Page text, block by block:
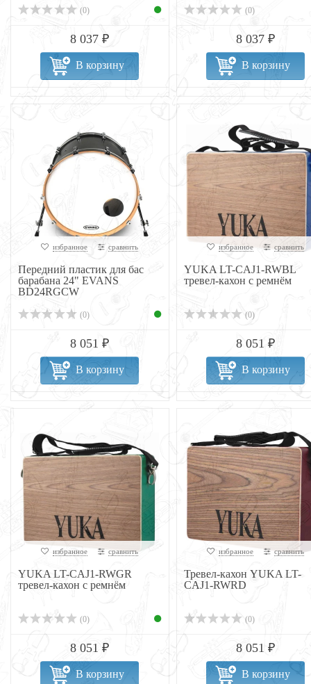
(0)
8 037 ₽
В корзину
(0)
8 037 ₽
В корзину
избранное сравнить
Передний пластик для бас
барабана 24" EVANS
BD24RGCW
(0)
8 051 ₽
В корзину
избранное сравнить
YUKA LT-CAJ1-RWBL
тревел-кахон с ремнём
(0)
8 051 ₽
В корзину
избранное сравнить
YUKA LT-CAJ1-RWGR
тревел-кахон с ремнём
(0)
8 051 ₽
В корзину
избранное сравнить
Тревел-кахон YUKA LT-
CAJ1-RWRD
(0)
8 051 ₽
В корзину